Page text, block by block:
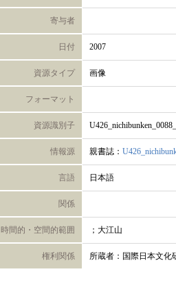
寄与者
日付 2007
資源タイプ 画像
フォーマット
資源識別子
情報源 親書誌：
言語 日本語
関係
時間的・空間的範囲 ；大江山
権利関係 所蔵者：国際日本文化